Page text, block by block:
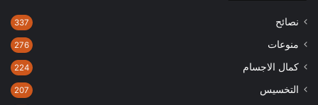
نصائح 337
منوعات 276
كمال الاجسام 224
التخسيس 207